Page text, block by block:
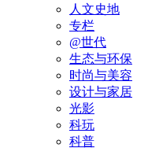
人文史地
专栏
@世代
生态与环保
时尚与美容
设计与家居
光影
科玩
科普